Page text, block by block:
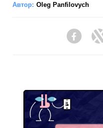
Автор: Oleg Panfilovych